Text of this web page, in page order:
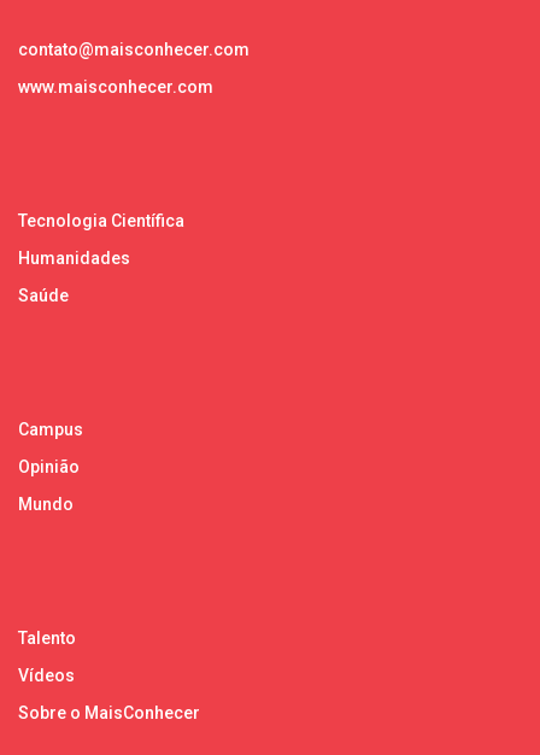
contato@maisconhecer.com
www.maisconhecer.com
Tecnologia Científica
Humanidades
Saúde
Campus
Opinião
Mundo
Talento
Vídeos
Sobre o MaisConhecer